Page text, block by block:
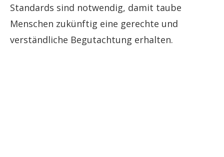
Standards sind notwendig, damit taube
Menschen zukünftig eine gerechte und
verständliche Begutachtung erhalten.